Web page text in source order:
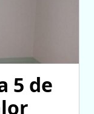
5 de